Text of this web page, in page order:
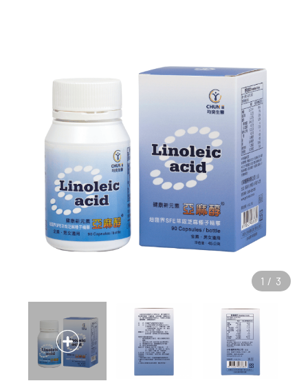
1 / 3